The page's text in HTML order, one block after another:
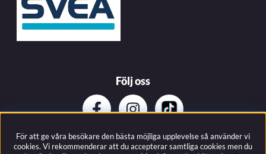
Följ oss
Prenumerera på vårat nyhetsbrev
För att ge våra besökare den bästa möjliga upplevelse så använder vi
cookies. Vi rekommenderar att du accepterar samtliga cookies men du